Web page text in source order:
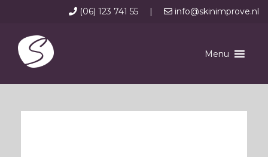
(06) 123 741 55 | info@skinimprove.nl
Menu